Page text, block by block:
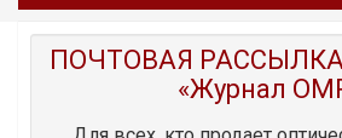
ПОЧТОВАЯ
«Журнал